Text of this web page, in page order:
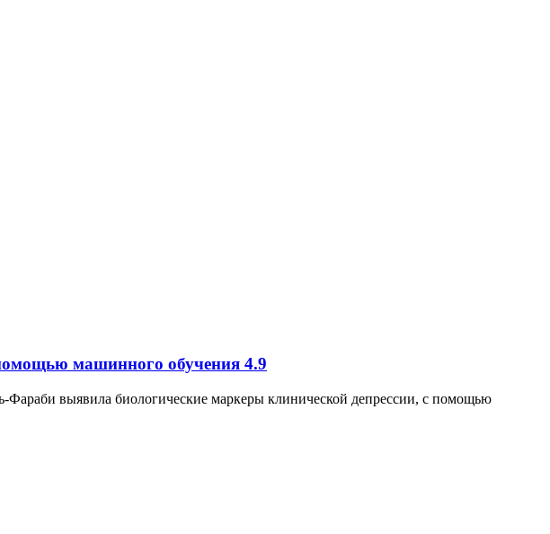
машинного обучения 4.9
Фараби выявила биологические маркеры клинической депрессии, с помощью